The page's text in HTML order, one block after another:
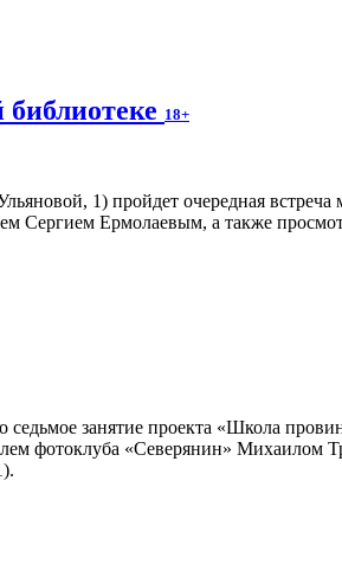
18+
1) пройдет очередная
Сергием Ермолаевым, а также
седьмое занятие проекта «Школа
фотоклуба «Северянин» Михаилом